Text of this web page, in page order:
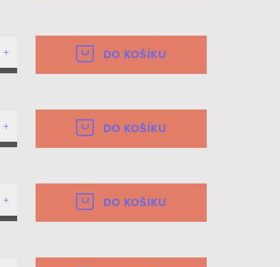
DO KOŠÍKU
DO KOŠÍKU
DO KOŠÍKU